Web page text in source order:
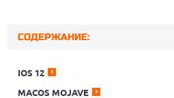
СОДЕРЖАНИЕ:
IOS 12
MACOS MOJAVE